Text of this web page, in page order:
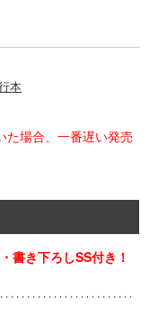
本
た場合、一番遅い発売
書き下ろしSS付き！